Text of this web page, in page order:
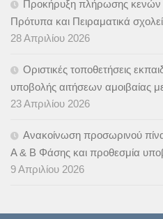
Προκήρυξη πλήρωσης κενών
Πρότυπα και Πειραματικά
28 Απριλίου 2026
Οριστικές τοποθετήσεις
υποβολής αιτήσεων αμοιβαίας
23 Απριλίου 2026
Ανακοίνωση προσωρινού
Α & B Φάσης και προθεσμία
9 Απριλίου 2026